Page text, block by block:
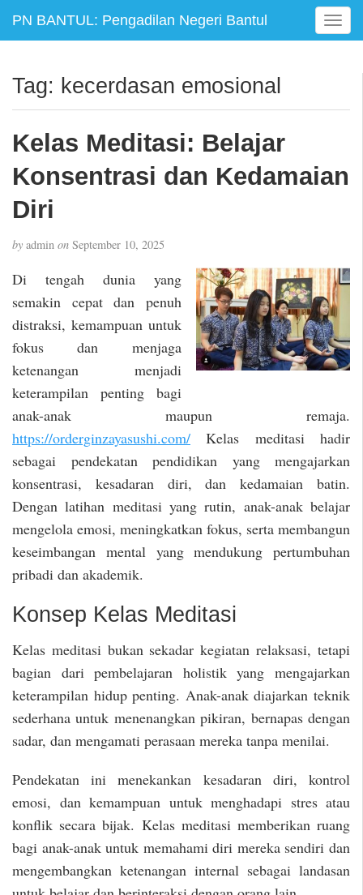
PN BANTUL: Pengadilan Negeri Bantul
T
o
e
i
o
n
Tag: kecerdasan emosional
Kelas Meditasi: Belajar
Konsentrasi dan Kedamaian
Diri
by admin on September 10, 2025
Di tengah dunia yang
semakin cepat dan penuh
distraksi, kemampuan untuk
fokus dan menjaga
ketenangan menjadi
keterampilan penting bagi
anak-anak maupun remaja.
https://orderginzayasushi.com/ Kelas meditasi hadir
sebagai pendekatan pendidikan yang mengajarkan
konsentrasi, kesadaran diri, dan kedamaian batin.
Dengan latihan meditasi yang rutin, anak-anak belajar
mengelola emosi, meningkatkan fokus, serta membangun
keseimbangan mental yang mendukung pertumbuhan
pribadi dan akademik.
Konsep Kelas Meditasi
Kelas meditasi bukan sekadar kegiatan relaksasi, tetapi
bagian dari pembelajaran holistik yang mengajarkan
keterampilan hidup penting. Anak-anak diajarkan teknik
sederhana untuk menenangkan pikiran, bernapas dengan
sadar, dan mengamati perasaan mereka tanpa menilai.
Pendekatan ini menekankan kesadaran diri, kontrol
emosi, dan kemampuan untuk menghadapi stres atau
konflik secara bijak. Kelas meditasi memberikan ruang
bagi anak-anak untuk memahami diri mereka sendiri dan
mengembangkan ketenangan internal sebagai landasan